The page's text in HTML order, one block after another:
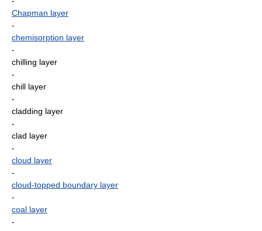
Chapman layer
-
chemisorption layer
-
chilling layer
-
chill layer
-
cladding layer
-
clad layer
-
cloud layer
-
cloud-topped boundary layer
-
coal layer
-